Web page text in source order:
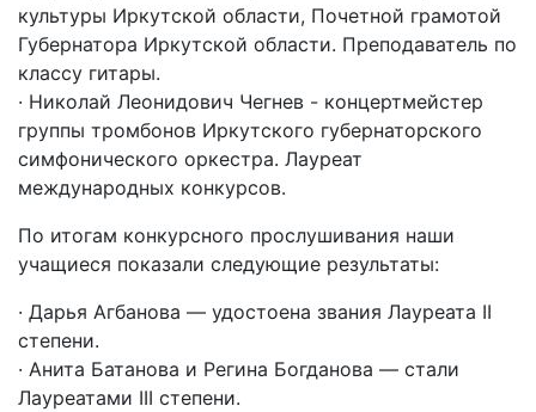
культуры Иркутской области, Почетной грамотой
Губернатора Иркутской области. Преподаватель по
классу гитары.
· Николай Леонидович Чегнев - концертмейстер
группы тромбонов Иркутского губернаторского
симфонического оркестра. Лауреат
международных конкурсов.
По итогам конкурсного прослушивания наши
учащиеся показали следующие результаты:
· Дарья Агбанова — удостоена звания Лауреата II
степени.
· Анита Батанова и Регина Богданова — стали
Лауреатами III степени.